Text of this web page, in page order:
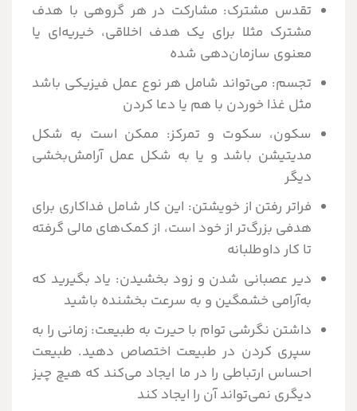
تقدس مشترک: مشارکت در هر گروهی با هدف
مشترک مثلا برای یک هدف اخلاقی، خیریه‌ای یا
معنوی سازمان‌دهی شده
تجسم: می‌تواند شامل هر نوع عمل فیزیکی باشد
مثل غذا خوردن با هم یا دعا کردن
سکون، سکوت و تمرکز: ممکن است به شکل
مدیتیشن باشد و یا به شکل عمل آرامش‌بخشی
دیگر
فراتر رفتن از خویشتن: این کار شامل فداکاری برای
هدفی بزرگ‌تر از خود است، از کمک‌های مالی گرفته
تا کار داوطلبانه
دیر عصبانی شدن و زود بخشیدن: یاد بگیرید که
به‌آرامی خشمگین و به سرعت بخشنده باشید
داشتن نگرشی توام با حیرت به طبیعت: زمانی را به
سپری کردن در طبیعت اختصاص دهید. طبیعت
احساس ارتباطی را در ما ایجاد می‌کند که هیچ چیز
دیگری نمی‌تواند آن را ایجاد کند